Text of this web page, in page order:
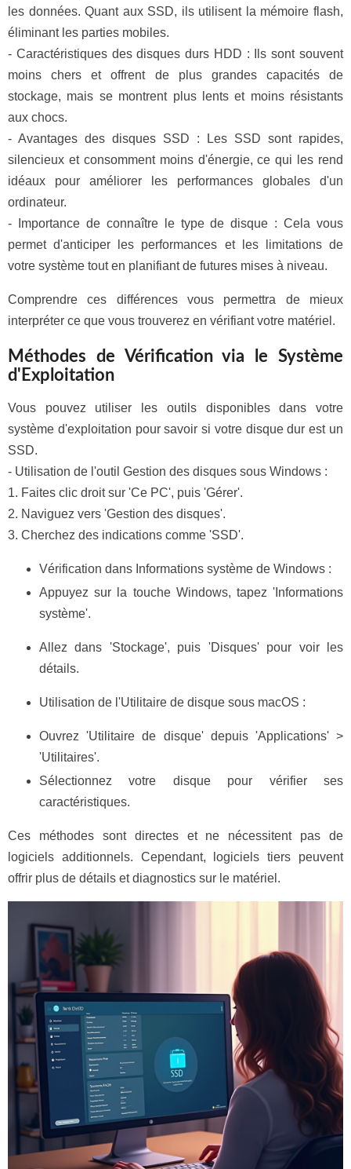
les données. Quant aux SSD, ils utilisent la mémoire flash,
éliminant les parties mobiles.
- Caractéristiques des disques durs HDD : Ils sont souvent
moins chers et offrent de plus grandes capacités de
stockage, mais se montrent plus lents et moins résistants
aux chocs.
- Avantages des disques SSD : Les SSD sont rapides,
silencieux et consomment moins d'énergie, ce qui les rend
idéaux pour améliorer les performances globales d'un
ordinateur.
- Importance de connaître le type de disque : Cela vous
permet d'anticiper les performances et les limitations de
votre système tout en planifiant de futures mises à niveau.
Comprendre ces différences vous permettra de mieux
interpréter ce que vous trouverez en vérifiant votre matériel.
Méthodes de Vérification via le Système
d'Exploitation
Vous pouvez utiliser les outils disponibles dans votre
système d'exploitation pour savoir si votre disque dur est un
SSD.
- Utilisation de l'outil Gestion des disques sous Windows :
1. Faites clic droit sur 'Ce PC', puis 'Gérer'.
2. Naviguez vers 'Gestion des disques'.
3. Cherchez des indications comme 'SSD'.
Vérification dans Informations système de Windows :
Appuyez sur la touche Windows, tapez 'Informations
système'.
Allez dans 'Stockage', puis 'Disques' pour voir les
détails.
Utilisation de l'Utilitaire de disque sous macOS :
Ouvrez 'Utilitaire de disque' depuis 'Applications' >
'Utilitaires'.
Sélectionnez votre disque pour vérifier ses
caractéristiques.
Ces méthodes sont directes et ne nécessitent pas de
logiciels additionnels. Cependant, logiciels tiers peuvent
offrir plus de détails et diagnostics sur le matériel.